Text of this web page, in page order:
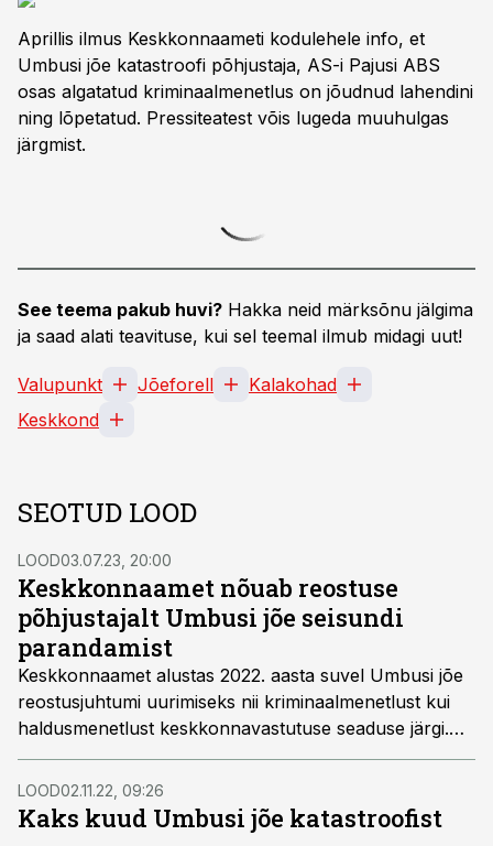
Aprillis ilmus Keskkonnaameti kodulehele info, et
Umbusi jõe katastroofi põhjustaja, AS-i Pajusi ABS
osas algatatud kriminaalmenetlus on jõudnud lahendini
ning lõpetatud. Pressiteatest võis lugeda muuhulgas
järgmist.
See teema pakub huvi? Hakka neid märksõnu jälgima
ja saad alati teavituse, kui sel teemal ilmub midagi uut!
Valupunkt Jõeforell
Kalakohad
Keskkond
SEOTUD LOOD
LOOD03.07.23, 20:00
Keskkonnaamet nõuab reostuse
põhjustajalt Umbusi jõe seisundi
parandamist
Keskkonnaamet alustas 2022. aasta suvel Umbusi jõe
reostusjuhtumi uurimiseks nii kriminaalmenetlust kui
haldusmenetlust keskkonnavastutuse seaduse järgi.
Prokuratuur saatis kriminaalasja kohtusse,
Keskkonnaamet valmistab aga aktsiaseltsile Pajusi ABF
ette nõudeid, mille alusel keskkonnale tekitatud kahju
leevendada.
LOOD02.11.22, 09:26
Kaks kuud Umbusi jõe katastroofist